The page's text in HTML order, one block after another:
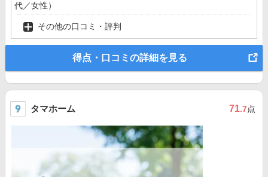
代／女性）
その他の口コミ・評判
得点・口コミの詳細を見る
タマホーム 71.7点